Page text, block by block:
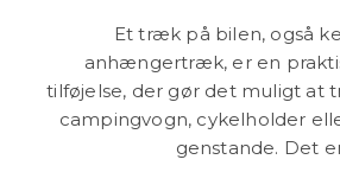
Et træk på bilen, også
anhængertræk, er en
tilføjelse, der gør det muligt at
campingvogn, cykelholder
genstande. Det